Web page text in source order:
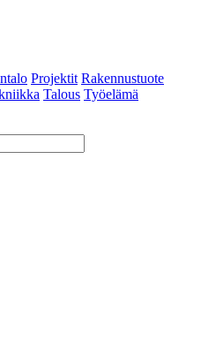
Projektit Rakennustuote
Talous Työelämä